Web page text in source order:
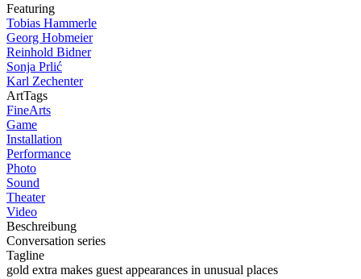
Featuring
Tobias Hammerle
Georg Hobmeier
Reinhold Bidner
Sonja Prlić
Karl Zechenter
ArtTags
FineArts
Game
Installation
Performance
Photo
Sound
Theater
Video
Beschreibung
Conversation series
Tagline
gold extra makes guest appearances in unusual places